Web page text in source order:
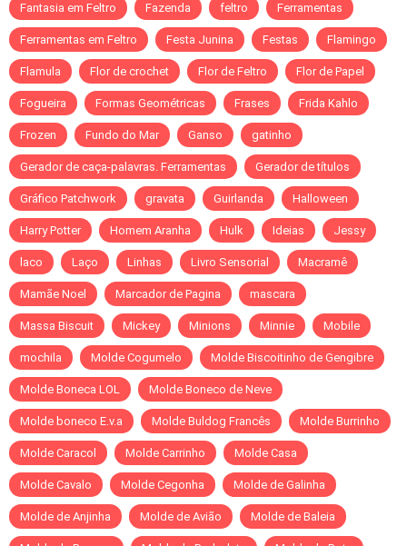
Fantasia em Feltro Fazenda feltro Ferramentas
Ferramentas em Feltro Festa Junina Festas Flamingo
Flamula Flor de crochet Flor de Feltro Flor de Papel
Fogueira Formas Geométricas Frases Frida Kahlo
Frozen Fundo do Mar Ganso gatinho
Gerador de caça-palavras. Ferramentas Gerador de títulos
Gráfico Patchwork gravata Guirlanda Halloween
Harry Potter Homem Aranha Hulk Ideias Jessy
laco Laço Linhas Livro Sensorial Macramê
Mamãe Noel Marcador de Pagina mascara
Massa Biscuit Mickey Minions Minnie Mobile
mochila Molde Cogumelo Molde Biscoitinho de Gengibre
Molde Boneca LOL Molde Boneco de Neve
Molde boneco E.v.a Molde Buldog Francês Molde Burrinho
Molde Caracol Molde Carrinho Molde Casa
Molde Cavalo Molde Cegonha Molde de Galinha
Molde de Anjinha Molde de Avião Molde de Baleia